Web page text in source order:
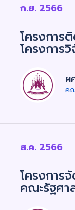
ก.ย. 2566
โครงการ
โครงการ
ผ
ค
ส.ค. 2566
โครงการ
คณะรัฐศา